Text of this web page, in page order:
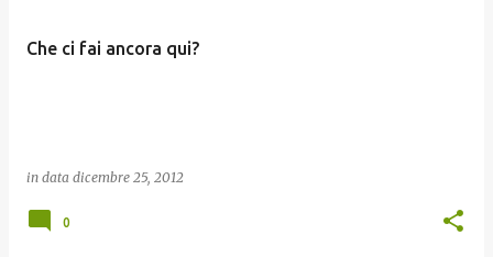
Che ci fai ancora qui?
in data dicembre 25, 2012
0